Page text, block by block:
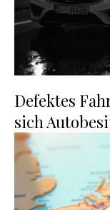
Defektes
sich